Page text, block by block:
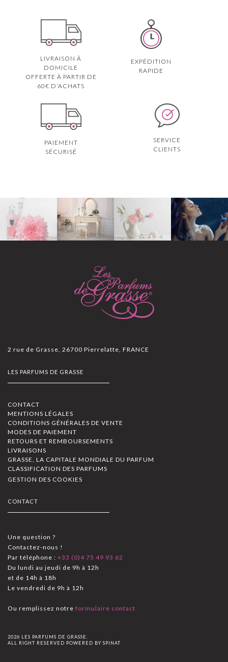
LIVRAISON À
DOMICILE
OFFERTE À PARTIR DE
60€ D'ACHATS
EXPÉDITION
RAPIDE
PAIEMENT
SÉCURISÉ
SERVICE
CLIENTS
2 rue de Grasse, 26700 Pierrelatte, FRANCE
LES PARFUMS DE GRASSE
CONTACT
MENTIONS LÉGALES
CONDITIONS GÉNÉRALES DE VENTE
MODES DE PAIEMENT
RETOURS ET REMBOURSEMENTS
LIVRAISONS
GRASSE, LA CAPITALE MONDIALE DU PARFUM
CLASSIFICATION DES PARFUMS
GESTION DES COOKIES
CONTACT
Une question ?
Contactez-nous !
Par téléphone : +33 (0)4 75 49 93 62
Du lundi au jeudi de 9h à 12h
et de 14h à 18h
Le vendredi de 9h à 12h
Ou remplissez notre formulaire contact
2026 LES PARFUMS DE GRASSE.
ALL RIGHT RESERVED POWERED BY SPINAT